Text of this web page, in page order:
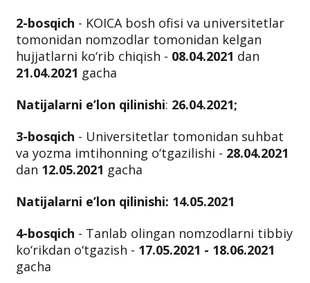
2-bosqich - KOICA bosh ofisi va universitetlar
tomonidan nomzodlar tomonidan kelgan
hujjatlarni ko‘rib chiqish - 08.04.2021 dan
21.04.2021 gacha
Natijalarni e’lon qilinishi: 26.04.2021;
3-bosqich - Universitetlar tomonidan suhbat
va yozma imtihonning o‘tgazilishi - 28.04.2021
dan 12.05.2021 gacha
Natijalarni e’lon qilinishi: 14.05.2021
4-bosqich - Tanlab olingan nomzodlarni tibbiy
ko‘rikdan o‘tgazish - 17.05.2021 - 18.06.2021
gacha